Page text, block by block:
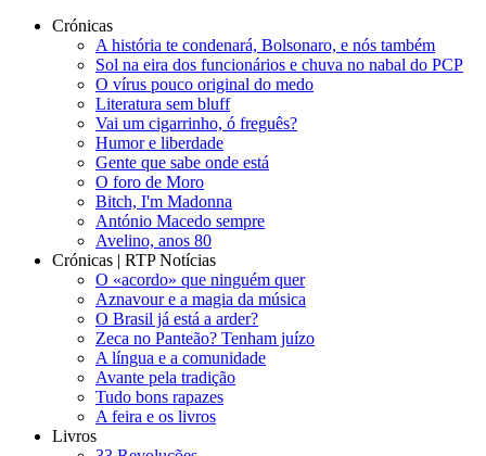
Crónicas
A história te condenará, Bolsonaro, e nós também
Sol na eira dos funcionários e chuva no nabal do PCP
O vírus pouco original do medo
Literatura sem bluff
Vai um cigarrinho, ó freguês?
Humor e liberdade
Gente que sabe onde está
O foro de Moro
Bitch, I'm Madonna
António Macedo sempre
Avelino, anos 80
Crónicas | RTP Notícias
O «acordo» que ninguém quer
Aznavour e a magia da música
O Brasil já está a arder?
Zeca no Panteão? Tenham juízo
A língua e a comunidade
Avante pela tradição
Tudo bons rapazes
A feira e os livros
Livros